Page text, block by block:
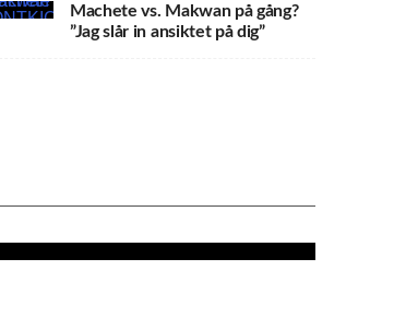
Machete vs. Makwan på gång?
”Jag slår in ansiktet på dig”